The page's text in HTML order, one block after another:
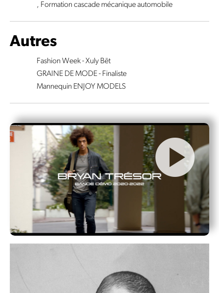
, Formation cascade mécanique automobile
Autres
Fashion Week - Xuly Bët
GRAINE DE MODE - Finaliste
Mannequin ENJOY MODELS